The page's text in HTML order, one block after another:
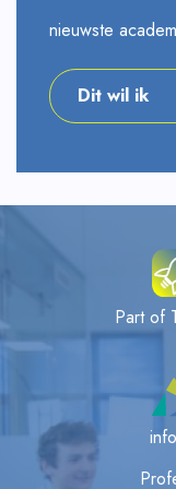
nieuwste
Dit wil ik
Part of